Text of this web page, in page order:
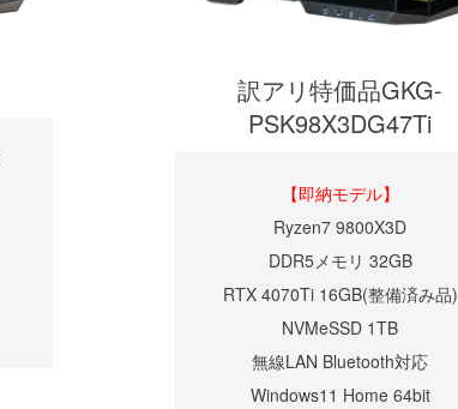
訳アリ特価品GKG-
PSK98X3DG47Ti
【即納モデル】
Ryzen7 9800X3D
DDR5メモリ 32GB
RTX 4070Ti 16GB(整備済み品)
NVMeSSD 1TB
無線LAN Bluetooth対応
Windows11 Home 64bit